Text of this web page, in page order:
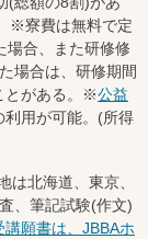
※寮費は無料で定
場合、また研修修
場合は、研修期間
とがある。※公益
利用が可能。(所得
北海道、東京、
、筆記試験(作文)
講願書は、JBBAホ